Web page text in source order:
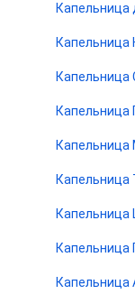
Капельница
Капельница
Капельница
Капельница
Капельница
Капельница
Капельница
Капельница
Капельница